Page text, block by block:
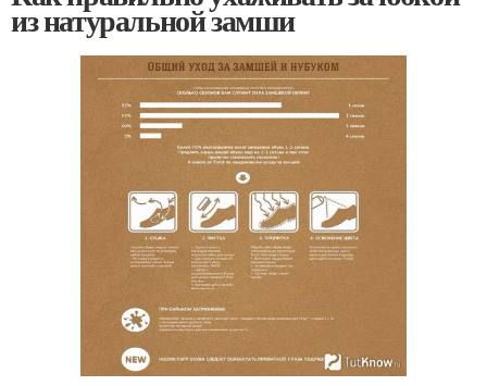
из натуральной замши